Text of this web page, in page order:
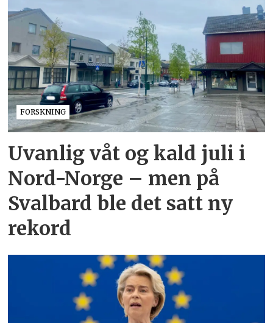
FORSKNING
Uvanlig våt og kald juli i
Nord-Norge – men på
Svalbard ble det satt ny
rekord